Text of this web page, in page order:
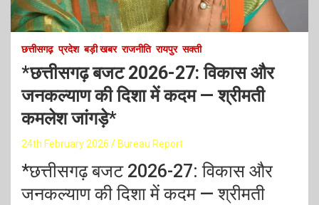
छत्तीसगढ़ प्रदेश बड़ी खबर राजनीति रायपुर सक्ती
*छत्तीसगढ़ बजट 2026-27: विकास और
जनकल्याण की दिशा में कदम — श्रीमती
कमलेश जांगड़े*
24th February 2026 Bureau Report
*छत्तीसगढ़ बजट 2026-27: विकास और
जनकल्याण की दिशा में कदम — श्रीमती